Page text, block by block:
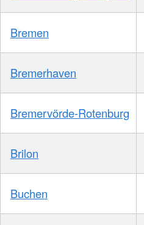
Bremen
Bremerhaven
Bremervörde-Rotenburg
Brilon
Buchen